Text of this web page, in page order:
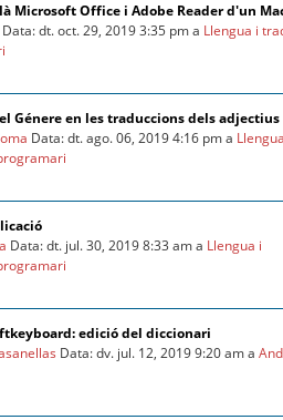
Microsoft Office i Adobe Reader d'un
Data: dt. oct. 29, 2019 3:35 pm a Llengua i
Génere en les traduccions dels adjectius
Data: dt. ago. 06, 2019 4:16 pm a
Data: dt. jul. 30, 2019 8:33 am a Llengua i
edició del diccionari
Data: dv. jul. 12, 2019 9:20 am a